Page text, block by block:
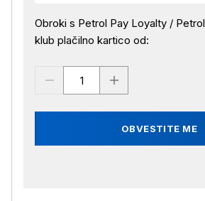
Obroki s Petrol Pay Loyalty / Petrol
klub plačilno kartico od:
OBVESTITE ME